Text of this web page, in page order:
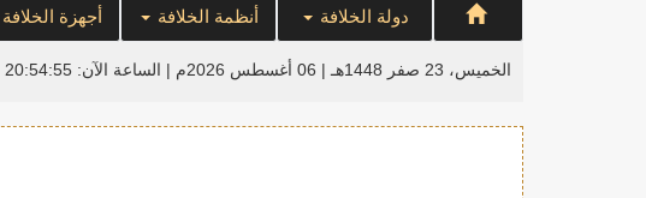
دولة الخلافة أنظمة الخلافة أجهزة الخلافة
الخميس، 23 صفر 1448هـ | 06 أغسطس 2026م | الساعة الآن: 20:54:55